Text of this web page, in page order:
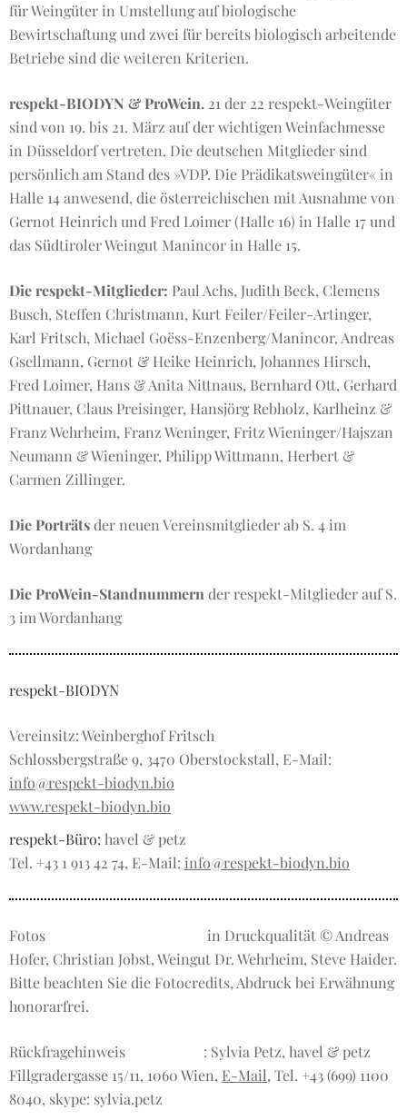
für Weingüter in Umstellung auf biologische
Bewirtschaftung und zwei für bereits biologisch arbeitende
Betriebe sind die weiteren Kriterien.
respekt-BIODYN & ProWein. 21 der 22 respekt-Weingüter
sind von 19. bis 21. März auf der wichtigen Weinfachmesse
in Düsseldorf vertreten. Die deutschen Mitglieder sind
persönlich am Stand des »VDP. Die Prädikatsweingüter« in
Halle 14 anwesend, die österreichischen mit Ausnahme von
Gernot Heinrich und Fred Loimer (Halle 16) in Halle 17 und
das Südtiroler Weingut Manincor in Halle 15.
Die respekt-Mitglieder: Paul Achs, Judith Beck, Clemens
Busch, Steffen Christmann, Kurt Feiler/Feiler-Artinger,
Karl Fritsch, Michael Goëss-Enzenberg/Manincor, Andreas
Gsellmann, Gernot & Heike Heinrich, Johannes Hirsch,
Fred Loimer, Hans & Anita Nittnaus, Bernhard Ott, Gerhard
Pittnauer, Claus Preisinger, Hansjörg Rebholz, Karlheinz &
Franz Wehrheim, Franz Weninger, Fritz Wieninger/Hajszan
Neumann & Wieninger, Philipp Wittmann, Herbert &
Carmen Zillinger.
Die Porträtsder neuen Vereinsmitglieder ab S. 4 im
Wordanhang
Die ProWein-Standnummernder respekt-Mitglieder auf S.
3 im Wordanhang
respekt-BIODYN
Vereinsitz: Weinberghof Fritsch
Schlossbergstraße 9, 3470 Oberstockstall, E-Mail:
info@respekt-biodyn.bio
www.respekt-biodyn.bio
respekt-Büro: havel & petz
Tel. +43 1 913 42 74, E-Mail: info@respekt-biodyn.bio
Fotos
in Druckqualität © Andreas
Hofer, Christian Jobst, Weingut Dr. Wehrheim, Steve Haider.
Bitte beachten Sie die Fotocredits, Abdruck bei Erwähnung
honorarfrei.
Rückfragehinweis
: Sylvia Petz, havel & petz
Fillgradergasse 15/11, 1060 Wien, E-Mail, Tel. +43 (699) 1100
8040, skype: sylvia.petz